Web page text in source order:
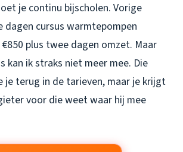
je continu bijscholen. Vorige
dagen cursus warmtepompen
plus twee dagen omzet. Maar
kan ik straks niet meer mee. Die
je terug in de tarieven, maar je krijgt
voor die weet waar hij mee